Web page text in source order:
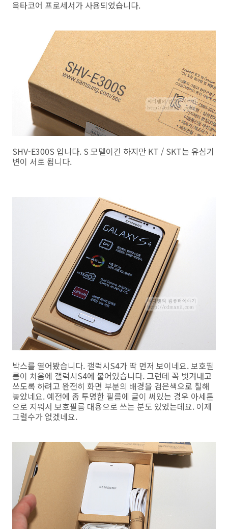
옥타코어 프로세서가 사용되었습니다.
SHV-E300S 입니다. S 모델이긴 하지만 KT / SKT는 유심기
변이 서로 됩니다.
박스를 열어봤습니다. 갤럭시S4가 딱 먼저 보이네요. 보호필
름이 처음에 갤럭시S4에 붙어있습니다. 그런데 꼭 벗겨내고
쓰도록 하려고 완전히 화면 부분의 배경을 검은색으로 칠해
놓았네요. 예전에 좀 투명한 필름에 글이 써있는 경우 아세톤
으로 지워서 보호필름 대용으로 쓰는 분도 있었는데요. 이제
그럴수가 없겠네요.